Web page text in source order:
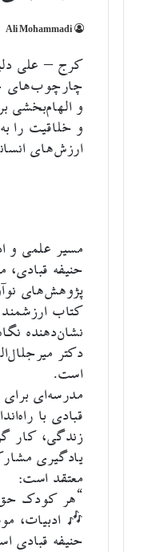
Ali Mohammadi
کرج – علی
چارچوب‌های
و خلاقیت را
ارزش‌های
مسیر علمی و
حنیفه قبادی،
پژوهش‌های
کتاب
نشان‌دهنده
دکتر
است.
مدرسه‌ای
قبادی با
زندگی، کار
یادگیری
معتقد است:
“هر کودک
🎶 ادبیات،
حنیفه قبادی